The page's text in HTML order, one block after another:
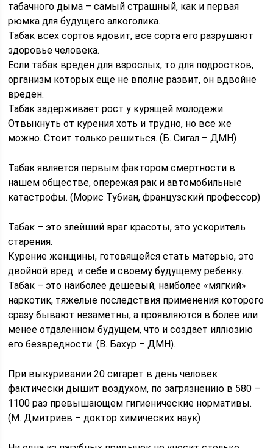
табачного дыма – самый страшный, как и первая
рюмка для будущего алкоголика.
Табак всех сортов ядовит, все сорта его разрушают
здоровье человека.
Если табак вреден для взрослых, то для подростков,
организм которых еще не вполне развит, он вдвойне
вреден.
Табак задерживает рост у курящей молодежи.
Отвыкнуть от курения хоть и трудно, но все же
можно. Стоит только решиться. (Б. Сигал – ДМН)
Табак является первым фактором смертности в
нашем обществе, опережая рак и автомобильные
катастрофы. (Морис Тубиан, французский профессор)
Табак – это злейший враг красоты, это ускоритель
старения.
Курение женщины, готовящейся стать матерью, это
двойной вред: и себе и своему будущему ребенку.
Табак – это наиболее дешевый, наиболее «мягкий»
наркотик, тяжелые последствия применения которого
сразу бывают незаметны, а проявляются в более или
менее отдаленном будущем, что и создает иллюзию
его безвредности. (В. Бахур – ДМН).
При выкуривании 20 сигарет в день человек
фактически дышит воздухом, по загрязнению в 580 –
1100 раз превышающем гигиенические нормативы.
(М. Дмитриев – доктор химических наук)